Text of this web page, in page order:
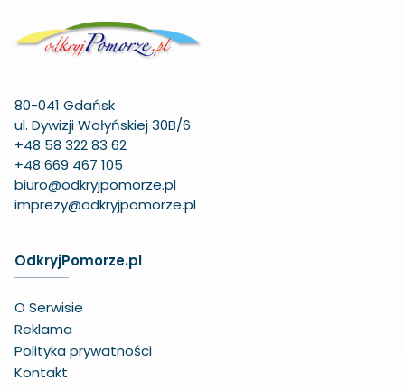
80-041 Gdańsk
ul. Dywizji Wołyńskiej 30B/6
+48 58 322 83 62
+48 669 467 105
biuro@odkryjpomorze.pl
imprezy@odkryjpomorze.pl
OdkryjPomorze.pl
O Serwisie
Reklama
Polityka prywatności
Kontakt